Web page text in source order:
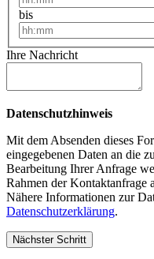
bis
Ihre Nachricht
Datenschutzhinweis
Mit dem Absenden dieses
eingegebenen Daten an die
Bearbeitung Ihrer Anfrage
Rahmen der Kontaktanfrage
Nähere Informationen zur
Datenschutzerklärung.
Nächster Schritt